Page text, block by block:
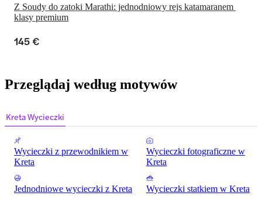
Z Soudy do zatoki Marathi: jednodniowy rejs katamaranem
klasy premium
145 €
Przeglądaj według motywów
Kreta Wycieczki
Wycieczki z przewodnikiem w
Kreta
Wycieczki fotograficzne w
Kreta
Jednodniowe wycieczki z Kreta
Wycieczki statkiem w Kreta